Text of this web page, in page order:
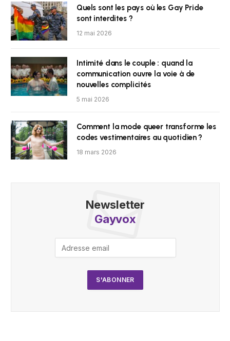
Quels sont les pays où les Gay Pride
sont interdites ?
12 mai 2026
Intimité dans le couple : quand la
communication ouvre la voie à de
nouvelles complicités
5 mai 2026
Comment la mode queer transforme les
codes vestimentaires au quotidien ?
18 mars 2026
Newsletter
Gayvox